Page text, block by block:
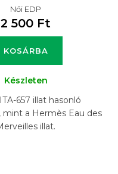
Női EDP
2 500 Ft
KOSÁRBA
Készleten
657 illat hasonló
mint a Hermès Eau des
illat.